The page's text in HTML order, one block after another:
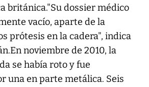
británica."Su dossier médico
vacío, aparte de la
prótesis en la cadera", indica
noviembre de 2010, la
se había roto y fue
una en parte metálica. Seis